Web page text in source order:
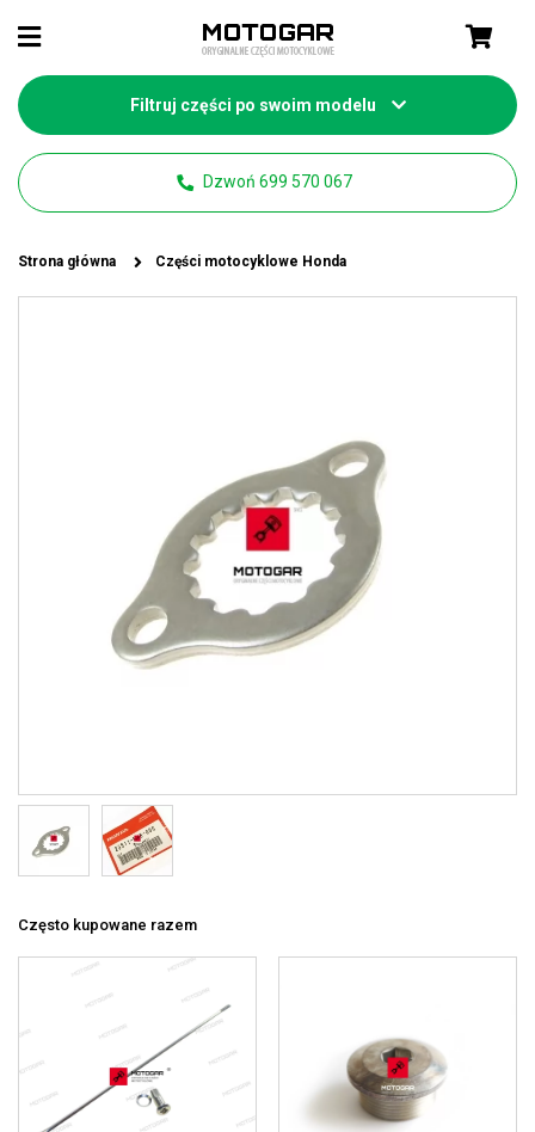
Filtruj części po swoim modelu
Dzwoń 699 570 067
Strona główna Części motocyklowe Honda
Często kupowane razem